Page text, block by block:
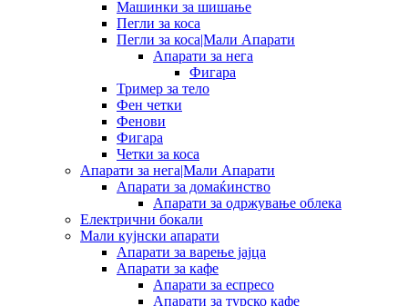
Машинки за шишање
Пегли за коса
Пегли за коса|Мали Апарати
Апарати за нега
Фигара
Тример за тело
Фен четки
Фенови
Фигара
Четки за коса
Апарати за нега|Мали Апарати
Апарати за домаќинство
Апарати за одржување облека
Електрични бокали
Мали кујнски апарати
Апарати за варење јајца
Апарати за кафе
Апарати за еспресо
Апарати за турско кафе